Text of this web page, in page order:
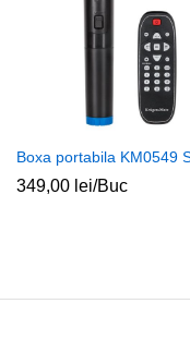
Boxa portabila KM0549
349,00 lei/Buc